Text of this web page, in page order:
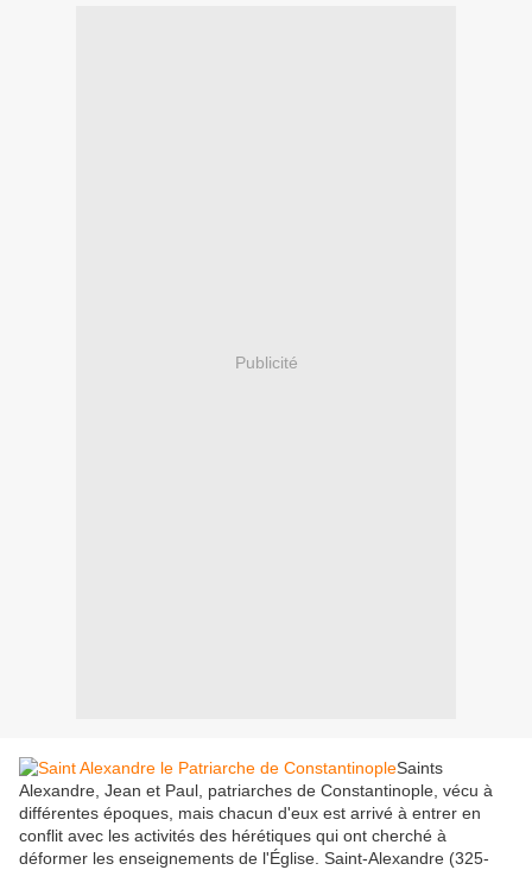
Publicité
Saints
Alexandre, Jean et Paul, patriarches de Constantinople, vécu à
différentes époques, mais chacun d'eux est arrivé à entrer en
conflit avec les activités des hérétiques qui ont cherché à
déformer les enseignements de l'Église. Saint-Alexandre (325-